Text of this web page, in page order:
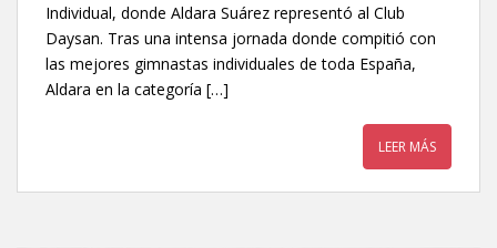
Individual, donde Aldara Suárez representó al Club
Daysan. Tras una intensa jornada donde compitió con
las mejores gimnastas individuales de toda España,
Aldara en la categoría […]
LEER MÁS